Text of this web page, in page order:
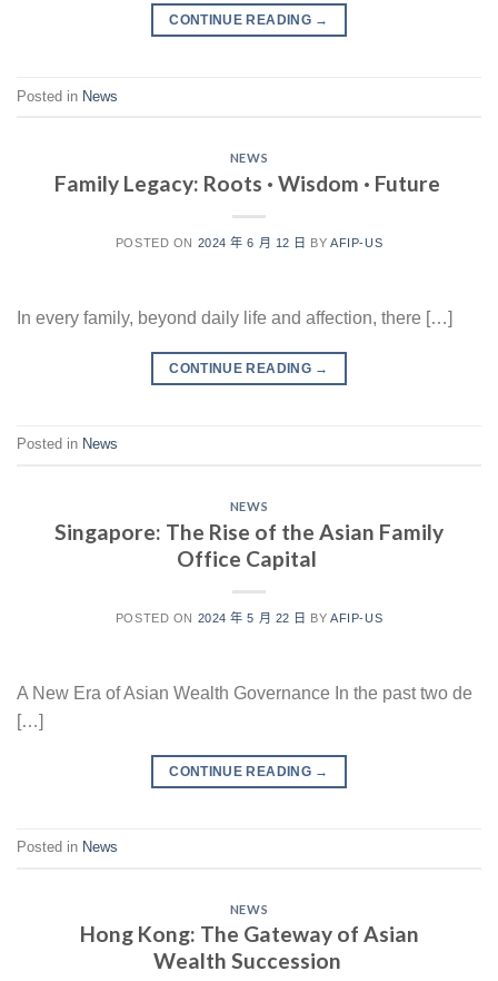
CONTINUE READING →
Posted in News
NEWS
Family Legacy: Roots · Wisdom · Future
POSTED ON 2024 年 6 月 12 日 BYAFIP-US
In every family, beyond daily life and affection, there […]
CONTINUE READING →
Posted in News
NEWS
Singapore: The Rise of the Asian Family
Office Capital
POSTED ON 2024 年 5 月 22 日 BYAFIP-US
A New Era of Asian Wealth Governance In the past two de
[…]
CONTINUE READING →
Posted in News
NEWS
Hong Kong: The Gateway of Asian
Wealth Succession